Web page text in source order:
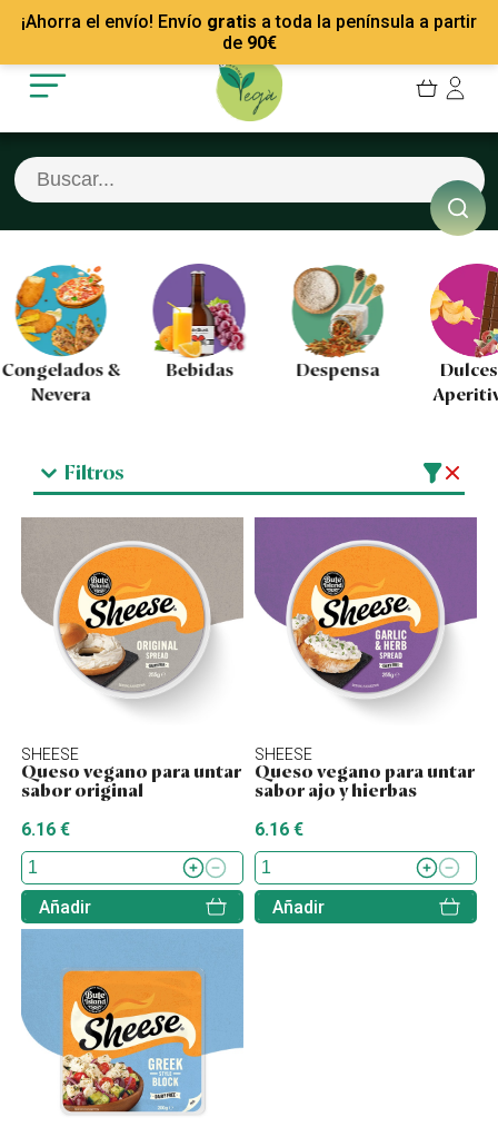
¡Ahorra el envío! Envío gratis a toda la península a partir
de 90€
Mis Pedidos
Mis favoritos
Cerrar sesión
Recetas
Empresas
Contacto
Congelados &
Nevera
Bebidas Despensa
Filtros
SHEESE
Queso vegano para untar
sabor original
6.16 €
Añadir
SHEESE
Queso vegano para untar
sabor ajo y hierbas
6.16 €
Añadir